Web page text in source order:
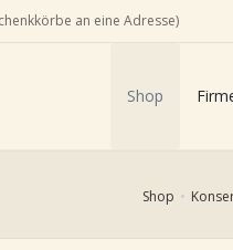
an eine Adresse)
Shop
Shop